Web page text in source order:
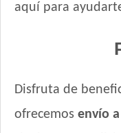
Sabrositos Perros
Seguidor Perro Adulto
Sieger Perro Adulto
Sieger Perro Adulto
aquí para
Disfruta de
ofrecemos envío a